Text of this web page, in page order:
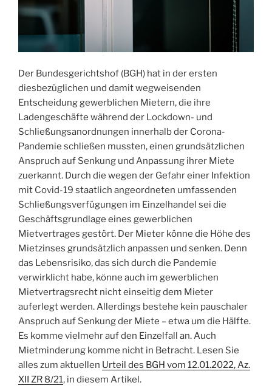
Der Bundesgerichtshof (BGH) hat in der ersten
diesbezüglichen und damit wegweisenden
Entscheidung gewerblichen Mietern, die ihre
Ladengeschäfte während der Lockdown- und
Schließungsanordnungen innerhalb der Corona-
Pandemie schließen mussten, einen grundsätzlichen
Anspruch auf Senkung und Anpassung ihrer Miete
zuerkannt. Durch die wegen der Gefahr einer Infektion
mit Covid-19 staatlich angeordneten umfassenden
Schließungsverfügungen im Einzelhandel sei die
Geschäftsgrundlage eines gewerblichen
Mietvertrages gestört. Der Mieter könne die Höhe des
Mietzinses grundsätzlich anpassen und senken. Denn
das Lebensrisiko, das sich durch die Pandemie
verwirklicht habe, könne auch im gewerblichen
Mietvertragsrecht nicht einseitig dem Mieter
auferlegt werden. Allerdings bestehe kein pauschaler
Anspruch auf Senkung der Miete – etwa um die Hälfte.
Es komme vielmehr auf den Einzelfall an. Auch
Mietminderung komme nicht in Betracht. Lesen Sie
alles zum aktuellen Urteil des BGH vom 12.01.2022, Az.
XII ZR 8/21, in diesem Artikel.